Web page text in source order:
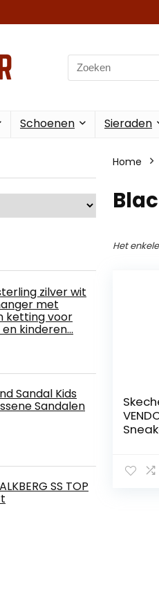
Search
for:
Schoenen Sieraden
zilver wit
met
ketting voor
kinderen…
Sandal Kids
Sandalen
SS TOP
Home
Het